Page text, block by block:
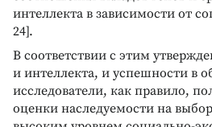
интеллекта в зависимости от
24].
В соответствии с этим
и интеллекта, и успешности в
исследователи, как правило,
оценки наследуемости на